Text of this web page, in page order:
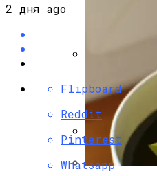
Несъемная
«лего» Для
Как
Дом:
2 дня ago
Flipboard
Reddit
Pinterest
Whatsapp